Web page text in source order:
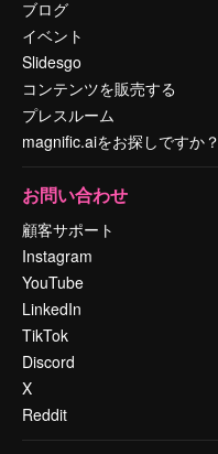
ブログ
イベント
Slidesgo
コンテンツを販売する
プレスルーム
magnific.aiをお探しですか？
お問い合わせ
顧客サポート
Instagram
YouTube
LinkedIn
TikTok
Discord
X
Reddit